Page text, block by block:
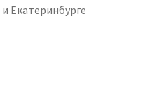
Екатеринбурге